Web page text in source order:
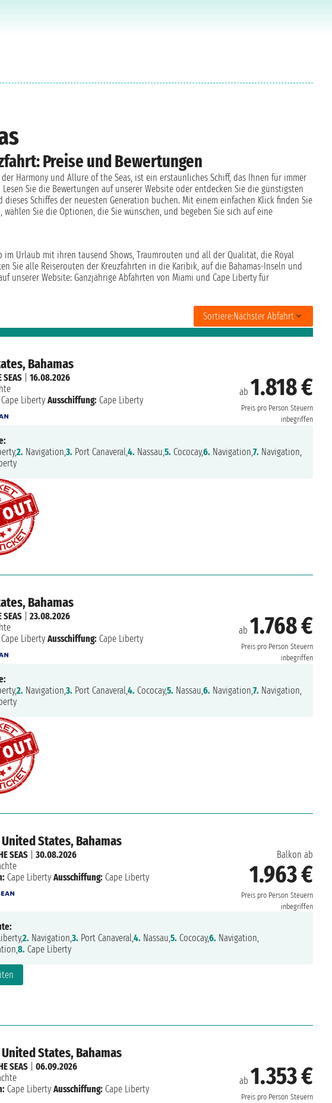
Preise und Bewertungen
der Harmony und Allure of the Seas, ist ein erstaunliches Schiff, das Ihnen für immer
Sie die Bewertungen auf unserer Website oder entdecken Sie die günstigsten
Schiffes der neuesten Generation buchen. Mit einem einfachen Klick finden Sie
, wählen Sie die Optionen, die Sie wünschen, und begeben Sie sich auf eine
im Urlaub mit ihren tausend Shows, Traumrouten und all der Qualität, die Royal
Sie alle Reiserouten der Kreuzfahrten in die Karibik, auf die Bahamas-Inseln und
unserer Website: Ganzjährige Abfahrten von Miami und Cape Liberty für
Sortiere:Nächster Abfahrt
Bahamas
ab 1.818 €
Preis pro Person Steuern
inbegriffen
SEAS |16.08.2026
Cape Liberty Ausschiffung: Cape Liberty
2. Navigation,3. Port Canaveral,4. Nassau,5. Cococay,6. Navigation,7. Navigation,
Bahamas
ab 1.768 €
Preis pro Person Steuern
inbegriffen
SEAS |23.08.2026
Cape Liberty Ausschiffung: Cape Liberty
2. Navigation,3. Port Canaveral,4. Cococay,5. Nassau,6. Navigation,7. Navigation,
States, Bahamas
Balkon ab
1.963 €
Preis pro Person Steuern
inbegriffen
SEAS |30.08.2026
Cape Liberty Ausschiffung: Cape Liberty
2. Navigation,3. Port Canaveral,4. Nassau,5. Cococay,6. Navigation,
8. Cape Liberty
States, Bahamas
ab 1.353 €
Preis pro Person Steuern
SEAS |06.09.2026
Cape Liberty Ausschiffung: Cape Liberty